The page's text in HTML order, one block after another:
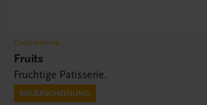
Gastronomie
Fruits
Fruchtige Patisserie.
NEUERSCHEINUNG